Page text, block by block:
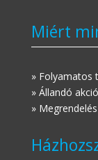
Miért
» Folyamatos
» Állandó
»